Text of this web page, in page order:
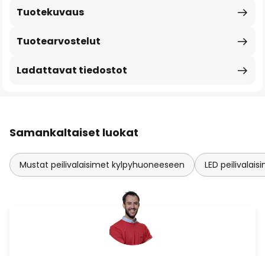
Tuotekuvaus
Tuotearvostelut
Ladattavat tiedostot
Samankaltaiset luokat
Mustat peilivalaisimet kylpyhuoneeseen LED